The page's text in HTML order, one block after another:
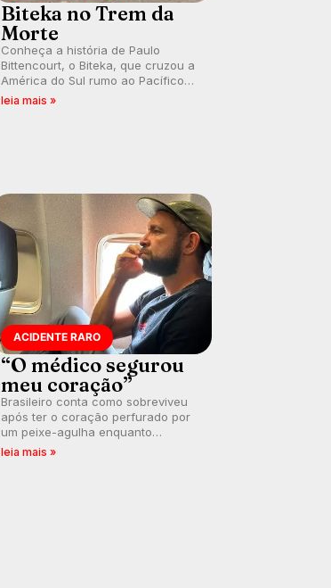
Biteka no Trem da
Morte
Conheça a história de Paulo
Bittencourt, o Biteka, que cruzou a
América do Sul rumo ao Pacífico
em uma jornada que se tornou um
leia mais »
ACIDENTE RARO
“O médico segurou
meu coração”
Brasileiro conta como sobreviveu
após ter o coração perfurado por
um peixe-agulha enquanto
surfava na Costa Rica.
leia mais »